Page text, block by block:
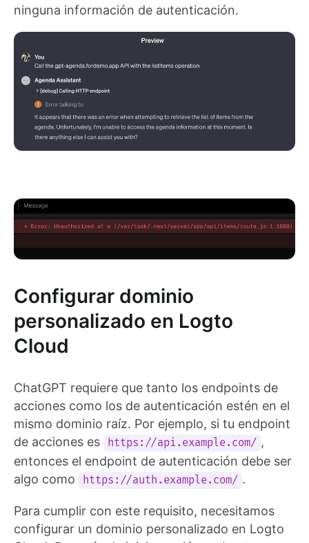
ninguna información de autenticación.
Configurar dominio
personalizado en Logto
Cloud
ChatGPT requiere que tanto los endpoints de
acciones como los de autenticación estén en el
mismo dominio raíz. Por ejemplo, si tu endpoint
de acciones es
https://api.example.com/ ,
entonces el endpoint de autenticación debe ser
algo como
https://auth.example.com/ .
Para cumplir con este requisito, necesitamos
configurar un dominio personalizado en Logto